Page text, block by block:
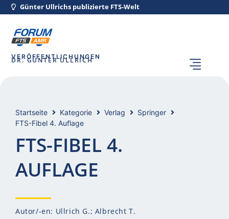
Günter Ullrichs publizierte FTS-Welt
DR. GÜNTER ULLRICH
VERÖFFENTLICHUNGEN
Startseite Kategorie Verlag
Springer
FTS-Fibel 4. Auflage
FTS-FIBEL 4.
AUFLAGE
Autor/-en: Ullrich G.; Albrecht T.